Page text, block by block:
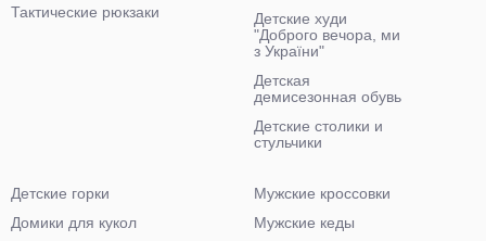
Тактические рюкзаки
Детские худи
"Доброго вечора, ми
з України"
Детская
демисезонная обувь
Детские столики и
стульчики
Детские горки
Домики для кукол
Мужские кроссовки
Мужские кеды